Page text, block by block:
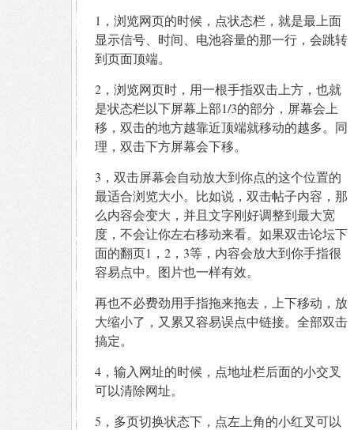
1，浏览网页的时候，点状态栏，就是最上面
显示信号、时间、电池容量的那一行，会跳转
到页面顶端。
2，浏览网页时，用一根手指双击上方，也就
是状态栏以下屏幕上部1/3的部分，屏幕会上
移，双击的地方越靠近顶端就移动的越多。同
理，双击下方屏幕会下移。
3，双击屏幕会自动放大到你点的这个位置的
最适合浏览大小。比如说，双击帖子内容，那
么内容会变大，并且文字刚好调整到最大宽
度，不会让你左右移动来看。如果双击论坛下
面的翻页1，2，3等，内容会放大到你手指很
容易点中。图片也一样有效。
再也不必费劲用手指拖来拖去，上下移动，放
大缩小了，又累又容易误点中链接。全部双击
搞定。
4，输入网址的时候，点地址栏后面的小交叉
可以清除网址。
5，多页切换状态下，点左上角的小红叉可以